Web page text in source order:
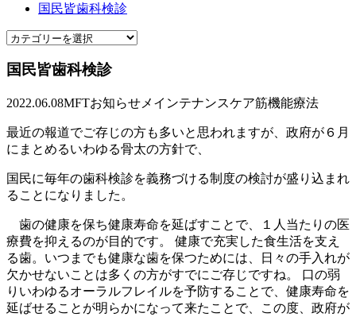
国民皆歯科検診
国民皆歯科検診
2022.06.08MFTお知らせ メインテナンスケア筋機能療法
最近の報道でご存じの方も多いと思われますが、政府が６月
にまとめるいわゆる骨太の方針で、
国民に毎年の歯科検診を義務づける制度の検討が盛り込まれ
ることになりました。
歯の健康を保ち健康寿命を延ばすことで、１人当たりの医
療費を抑えるのが目的です。 健康で充実した食生活を支え
る歯。いつまでも健康な歯を保つためには、日々の手入れが
欠かせないことは多くの方がすでにご存じですね。 口の弱
りいわゆるオーラルフレイルを予防することで、健康寿命を
延ばせることが明らかになって来たことで、この度、政府が